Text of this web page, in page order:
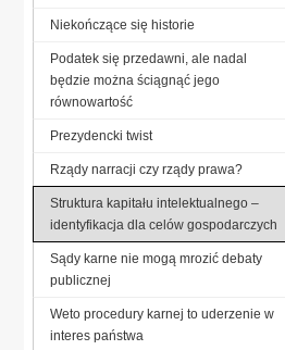
Niekończące się historie
Podatek się przedawni, ale nadal
będzie można ściągnąć jego
równowartość
Prezydencki twist
Rządy narracji czy rządy prawa?
Struktura kapitału intelektualnego –
identyfikacja dla celów gospodarczych
Sądy karne nie mogą mrozić debaty
publicznej
Weto procedury karnej to uderzenie w
interes państwa